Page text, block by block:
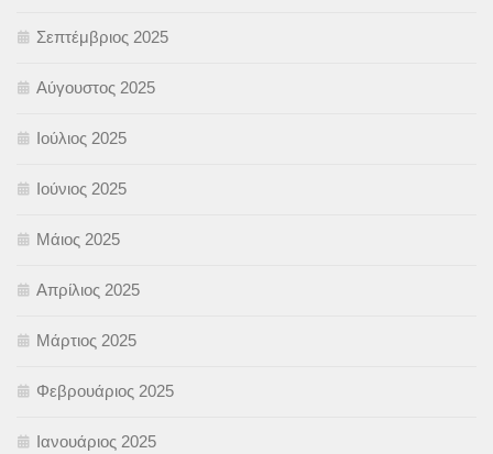
Σεπτέμβριος 2025
Αύγουστος 2025
Ιούλιος 2025
Ιούνιος 2025
Μάιος 2025
Απρίλιος 2025
Μάρτιος 2025
Φεβρουάριος 2025
Ιανουάριος 2025